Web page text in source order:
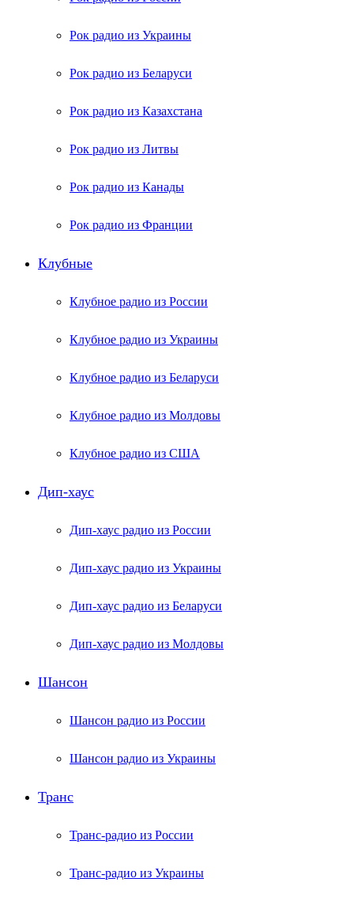
Рок радио из Украины
Рок радио из Беларуси
Рок радио из Казахстана
Рок радио из Литвы
Рок радио из Канады
Рок радио из Франции
Клубные
Клубное радио из России
Клубное радио из Украины
Клубное радио из Беларуси
Клубное радио из Молдовы
Клубное радио из США
Дип-хаус
Дип-хаус радио из России
Дип-хаус радио из Украины
Дип-хаус радио из Беларуси
Дип-хаус радио из Молдовы
Шансон
Шансон радио из России
Шансон радио из Украины
Транс
Транс-радио из России
Транс-радио из Украины